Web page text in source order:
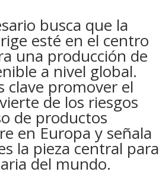
busca que la
esté en el centro
una producción de
a nivel global.
clave promover el
de los riesgos
de productos
en Europa y señala
la pieza central para
del mundo.